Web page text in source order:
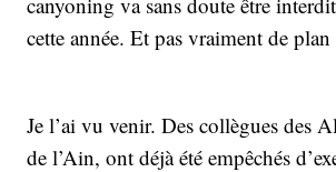
cette année. Et pas vraiment de
Je l’ai vu venir. Des collègues des
de l’Ain, ont déjà été empêchés